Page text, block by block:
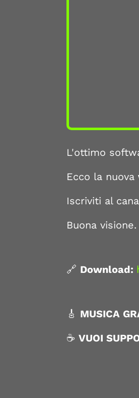
L'ottimo
Ecco la nuova
Iscriviti al
Buona visione.
🔗 Download:
🎸 MUSICA
☕ VUOI